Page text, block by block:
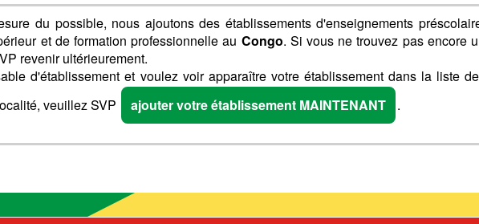
du possible, nous ajoutons des établissements d'enseignements
et de formation professionnelle au Congo. Si vous ne trouvez pas encore
revenir ultérieurement.
d'établissement et voulez voir apparaître votre établissement dans la liste
veuillez SVP
ajouter votre établissement MAINTENANT .